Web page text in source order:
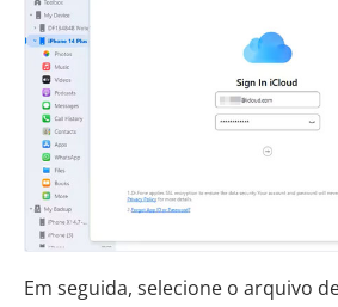
Em seguida, selecione o arquivo